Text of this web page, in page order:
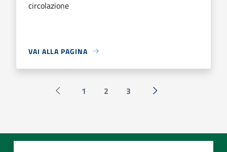
circolazione
VAI ALLA PAGINA
Pagina precedente
1 2 3 Successiva »